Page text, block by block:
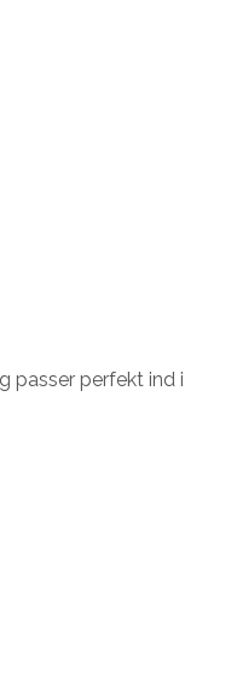
passer perfekt ind i